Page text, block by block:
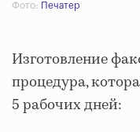
Фото: Печатер
Изготовление
процедура,
5 рабочих дней: